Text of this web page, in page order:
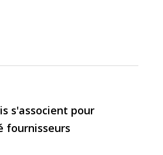
s'associent pour
fournisseurs